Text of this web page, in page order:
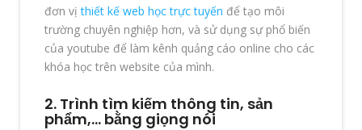
đơn vịthiết kế web học trực tuyến để tạo môi
trường chuyên nghiệp hơn, và sử dụng sự phổ biến
của youtube để làm kênh quảng cáo online cho các
khóa học trên website của mình.
2. Trình tìm kiếm thông tin, sản
phẩm,… bằng giọng nói